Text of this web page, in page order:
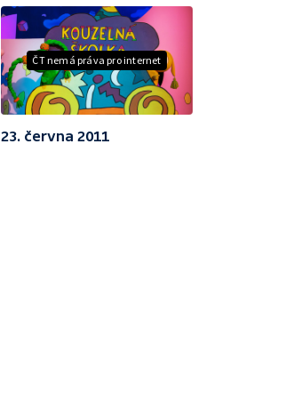
ČT nemá práva pro internet
23. června 2011